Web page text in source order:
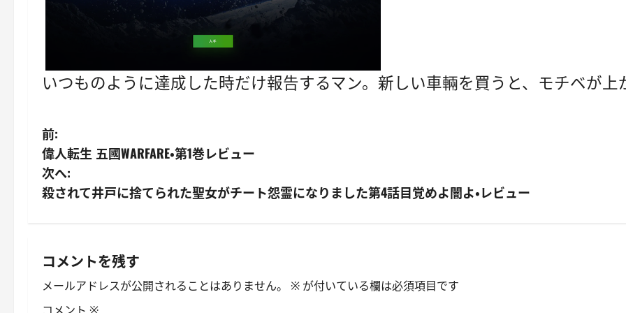
いつものように達成した時だけ報告するマン。新しい車輛を買うと、モチベが上
投
稿
ナ
ゲ
ー
前:
偉人転生 五國WARFARE・第1巻レビュー
次へ:
殺されて井戸に捨てられた聖女がチート怨霊になりました第4話目覚めよ闇よ・レビュー
コメントを残す
メールアドレスが公開されることはありません。 ※ が付いている欄は必須項目です
コメント ※